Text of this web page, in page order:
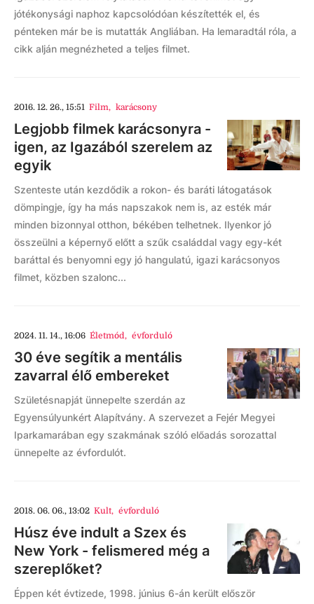
jótékonysági naphoz kapcsolódóan készítették el, és
pénteken már be is mutatták Angliában. Ha lemaradtál róla, a
cikk alján megnézheted a teljes filmet.
2016. 12. 26., 15:51 Film, karácsony
Legjobb filmek karácsonyra -
igen, az Igazából szerelem az
egyik
Szenteste után kezdődik a rokon- és baráti látogatások
dömpingje, így ha más napszakok nem is, az esték már
minden bizonnyal otthon, békében telhetnek. Ilyenkor jó
összeülni a képernyő előtt a szűk családdal vagy egy-két
baráttal és benyomni egy jó hangulatú, igazi karácsonyos
filmet, közben szalonc...
2024. 11. 14., 16:06 Életmód, évforduló
30 éve segítik a mentális
zavarral élő embereket
Születésnapját ünnepelte szerdán az
Egyensúlyunkért Alapítvány. A szervezet a Fejér Megyei
Iparkamarában egy szakmának szóló előadás sorozattal
ünnepelte az évfordulót.
2018. 06. 06., 13:02 Kult, évforduló
Húsz éve indult a Szex és
New York - felismered még a
szereplőket?
Éppen két évtizede, 1998. június 6-án került először